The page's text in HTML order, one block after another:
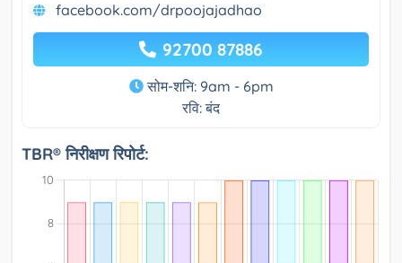
facebook.com/drpoojajadhao
92700 87886
सोम-शनि: 9am - 6pm
रवि: बंद
TBR® निरीक्षण रिपोर्ट: